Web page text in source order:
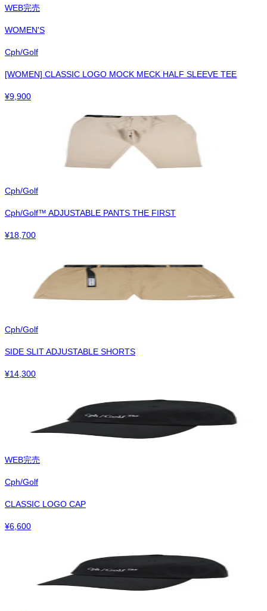
WEB完売
WOMEN'S
Cph/Golf
[WOMEN] CLASSIC LOGO MOCK MECK HALF SLEEVE TEE
¥9,900
Cph/Golf
Cph/Golf™︎ ADJUSTABLE PANTS THE FIRST
¥18,700
Cph/Golf
SIDE SLIT ADJUSTABLE SHORTS
¥14,300
WEB完売
Cph/Golf
CLASSIC LOGO CAP
¥6,600